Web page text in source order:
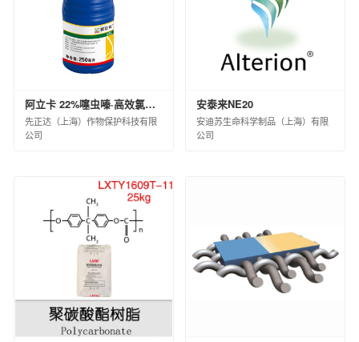
黑龙江昊华化工有限公司
江苏淮河化工有限公司
蓝星（成都）新材料有限公司
中国蓝星哈尔滨石化有限公司
西南化工研究设计院有限公司
锦西化工研究院有限公司
山纳合成橡胶有限责任公司
广西蓝星大华化工有限责任公司
北京市碳纤维工程技术研究中心
兰州蓝星纤维有限公司
西北橡胶塑料研究设计院有限公司
北京橡胶工业研究设计院有限公司
中国化工株洲橡胶研究设计院有限公司
阿立卡 22%噻虫嗪·高效氯氟氰菊酯微囊悬浮-悬浮剂 8×60×10ML(白标)
先正达（上海）作物保护科技有限
公司
安泰来NE20
安迪苏生命科学制品（上海）有限
公司